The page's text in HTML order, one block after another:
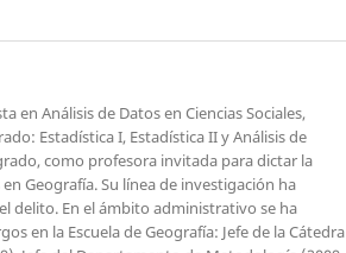
en Análisis de Datos en Ciencias Sociales,
Estadística I, Estadística II y Análisis de
como profesora invitada para dictar la
Geografía. Su línea de investigación ha
delito. En el ámbito administrativo se ha
en la Escuela de Geografía: Jefe de la Cátedra